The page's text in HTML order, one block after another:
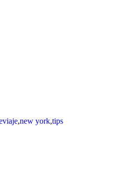
,new york,tips